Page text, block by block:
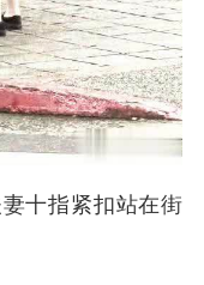
十指紧扣站在街